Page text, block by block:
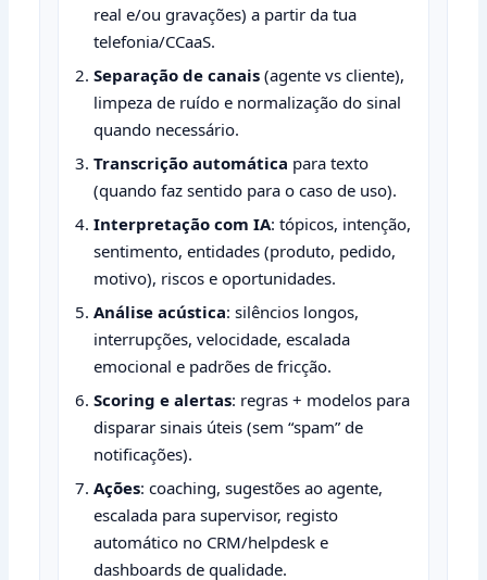
real e/ou gravações) a partir da tua
telefonia/CCaaS.
Separação de canais (agente vs cliente),
limpeza de ruído e normalização do sinal
quando necessário.
Transcrição automática para texto
(quando faz sentido para o caso de uso).
Interpretação com IA: tópicos, intenção,
sentimento, entidades (produto, pedido,
motivo), riscos e oportunidades.
Análise acústica: silêncios longos,
interrupções, velocidade, escalada
emocional e padrões de fricção.
Scoring e alertas: regras + modelos para
disparar sinais úteis (sem “spam” de
notificações).
Ações: coaching, sugestões ao agente,
escalada para supervisor, registo
automático no CRM/helpdesk e
dashboards de qualidade.